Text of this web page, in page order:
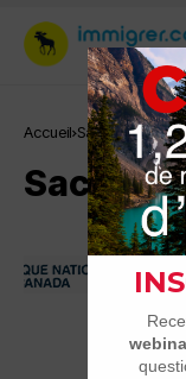
Accueil Sacacomie